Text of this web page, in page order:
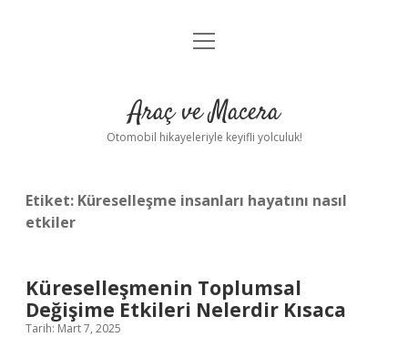
Anasayfa
Yasal Uyarı
menüyü
Araç ve Macera
Otomobil hikayeleriyle keyifli yolculuk!
Etiket: Küreselleşme insanları hayatını nasıl
etkiler
Küreselleşmenin Toplumsal
Değişime Etkileri Nelerdir Kısaca
Tarih: Mart 7, 2025